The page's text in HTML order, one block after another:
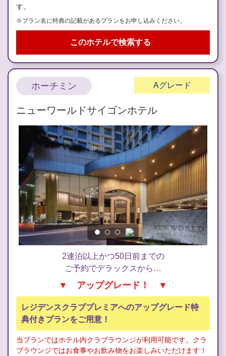
す。
※プラン名に特典の記載があるプランをお申し込みください。
このホテルで検索する
ホーチミン Aグレード
ニューワールドサイゴンホテル
2連泊以上かつ50日前までの
ご予約でデラックスから…
▼ アップグレード！ ▼
レジデンスクラブプレミアへのアップグレード特
典付きプランをご用意！
当プランではホテル内クラブラウンジが利用可能です。クラ
ブラウンジではお食事やお飲み物をお楽しみいただけます！